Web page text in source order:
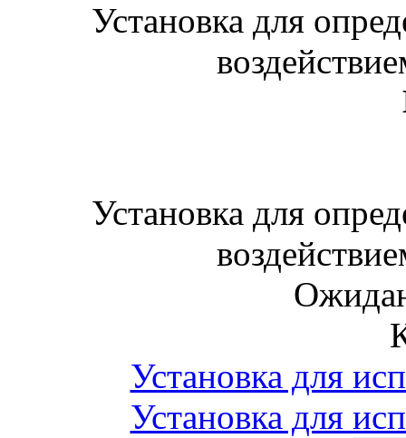
Установка для
Установка для
Установка для
Установка для